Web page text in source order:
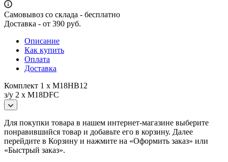
Самовывоз со склада - бесплатно
Доставка - от 390 руб.
Описание
Как купить
Оплата
Доставка
Комплект 1 x М18HB12
з/у 2 x M18DFC
Для покупки товара в нашем интернет-магазине выберите
понравившийся товар и добавьте его в корзину. Далее
перейдите в Корзину и нажмите на «Оформить заказ» или
«Быстрый заказ».